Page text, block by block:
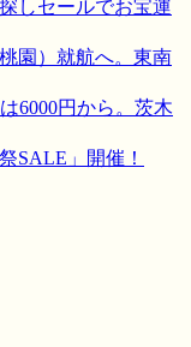
しセールでお宝運
園）就航へ。東南
6000円から。茨木
SALE」開催！